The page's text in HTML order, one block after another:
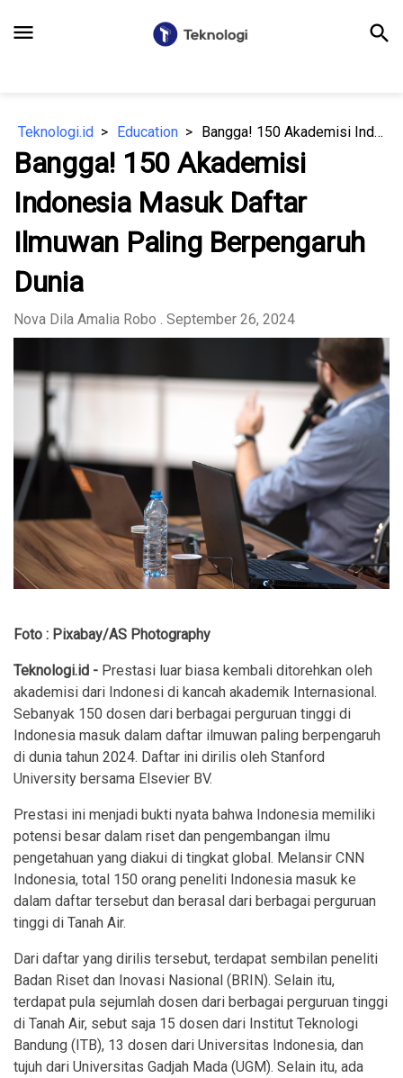
menu search
Teknologi.id Education Bangga! 150 Akademisi Indonesia Masuk Daftar Ilmuwan Paling Berpengaruh Dunia
Bangga! 150 Akademisi
Indonesia Masuk Daftar
Ilmuwan Paling Berpengaruh
Dunia
Nova Dila Amalia Robo . September 26, 2024
Foto : Pixabay/AS Photography
Teknologi.id - Prestasi luar biasa kembali ditorehkan oleh
akademisi dari Indonesi di kancah akademik Internasional.
Sebanyak 150 dosen dari berbagai perguruan tinggi di
Indonesia masuk dalam daftar ilmuwan paling berpengaruh
di dunia tahun 2024. Daftar ini dirilis oleh Stanford
University bersama Elsevier BV.
Prestasi ini menjadi bukti nyata bahwa Indonesia memiliki
potensi besar dalam riset dan pengembangan ilmu
pengetahuan yang diakui di tingkat global. Melansir CNN
Indonesia, total 150 orang peneliti Indonesia masuk ke
dalam daftar tersebut dan berasal dari berbagai perguruan
tinggi di Tanah Air.
Dari daftar yang dirilis tersebut, terdapat sembilan peneliti
Badan Riset dan Inovasi Nasional (BRIN). Selain itu,
terdapat pula sejumlah dosen dari berbagai perguruan tinggi
di Tanah Air, sebut saja 15 dosen dari Institut Teknologi
Bandung (ITB), 13 dosen dari Universitas Indonesia, dan
tujuh dari Universitas Gadjah Mada (UGM). Selain itu, ada